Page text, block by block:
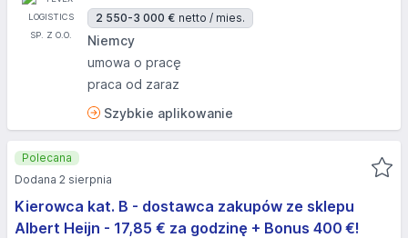
2 550-3 000 € netto / mies.
Niemcy
umowa o pracę
praca od zaraz
Szybkie aplikowanie
Kierowca kat. B - dostawca zakupów ze sklepu
Albert Heijn - 17,85 € za godzinę + Bonus 400 €!
Polecana
Dodana 2 sierpnia